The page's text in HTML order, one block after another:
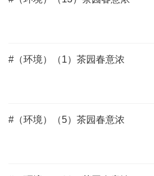
#（环境）（1）茶园春意浓
#（环境）（5）茶园春意浓